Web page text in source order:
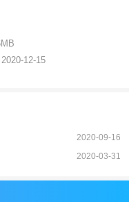
2020-12-15
2020-09-16
2020-03-31